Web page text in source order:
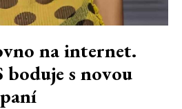
na internet.
boduje s novou